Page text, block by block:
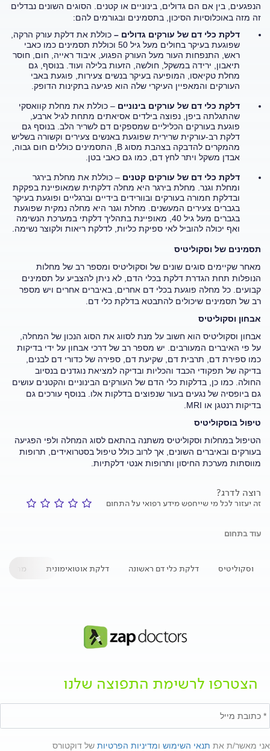
הנפגעים, בין אם הם גדולים, בינוניים או קטנים. הסוגים השונים נבדלים
זה מזה באוכלוסיות הסיכון, בתסמינים ובגורמים להם:
דלקת כלי דם של עורקים גדולים – כוללת את דלקת עורק הרקה,
שפוגעת בעיקר בחולים מעל גיל 50 וכוללת תסמינים כמו כאבי
ראש, התנפחות העור מעל העורק הפגוע, איבוד ראייה, חום, חוסר
תיאבון, ירידה במשקל, חולשה, הזעות בלילה ועוד. בנוסף, גם
מחלת טקיאסו, המופיעה בעיקר בנשים צעירות, פוגעת באבי
העורקים והמאפיין העיקרי שלה הוא פגיעה בתקינות הדופק.
דלקת כלי דם של עורקים בינוניים – כוללת את מחלת קוואסקי
שהתגלתה ביפן, נפוצה בילדים אסיאתים מתחת לגיל ארבע,
פוגעת בעורקים הכליליים שמספקים דם לשריר הלב. בנוסף גם
דלקת רב-עורקית שרירית שפוגעת באנשים צעירים וקשורה בשליש
מהמקרים להדבקה בצהבת מסוג B, התסמינים כוללים חום גבוה,
אבדן משקל ויתר לחץ דם, כמו גם כאבי בטן.
דלקת כלי דם של עורקים קטנים – כוללת את מחלת בירגר
ומחלת וגנר. מחלת בירגר היא מחלה דלקתית שמאופיינת בפקקת
ובדלקת חמורה בעורקים ובוורידים בידיים וברגליים ופוגעת בעיקר
בגברים צעירים המעשנים. מחלת וגנר היא מחלה נמקית שפוגעת
בגברים מעל גיל 40, מאופיינת בתהליך דלקתי במערכת הנשימה
ואף יכולה להוביל לאי ספיקת כליות, לדלקת ריאות ולקוצר נשימה.
תסמינים של וסקוליטיס
מאחר שקיימים סוגים שונים של וסקוליטיס ומספר רב של מחלות
הנופלות תחת הגדרת דלקת בכלי הדם, לא ניתן להצביע על תסמינים
קבועים. כל מחלה פוגעת בכלי דם אחרים, באיברים אחרים ויש מספר
רב של תסמינים שיכולים להתבטא בדלקת כלי דם.
אבחון וסקוליטיס
אבחון וסקוליטיס הוא חשוב על מנת לסווג את הסוג הנכון של המחלה,
על פי האיברים המעורבים. יש מספר רב של דרכי אבחון על ידי בדיקות
כמו ספירת דם, תרבית דם, שקיעת דם, ספירה של כדורי דם לבנים,
בדיקה של תפקודי הכבד והכליות ובדיקה למציאת נוגדנים בנסיוב
החולה. כמו כן, בדלקות כלי הדם של העורקים הבינוניים והקטנים עושים
גם ביופסיה של נגעים בעור שנפוצים בדלקות אלו. בנוסף עורכים גם
בדיקות רנטגן או MRI.
טיפול בוסקוליטיס
הטיפול במחלות וסקוליטיס משתנה בהתאם לסוג המחלה ולפי הפגיעה
בעורקים ובאיברים השונים, אך לרוב כולל טיפול בסטרואידים, תרופות
מווסתות מערכת החיסון ותרופות אנטי דלקתיות.
רוצה לדרג?
זה יעזור לכל מי שייחפש מידע רפואי על התחום
עוד בתחום
וסקוליטיס דלקת כלי דם ראשונה דלקת אוטואימונית מחלה
הצטרפו לרשימת התפוצה שלנו
אני מאשר/ת את תנאי השימוש ומדיניות הפרטיות של דוקטורס